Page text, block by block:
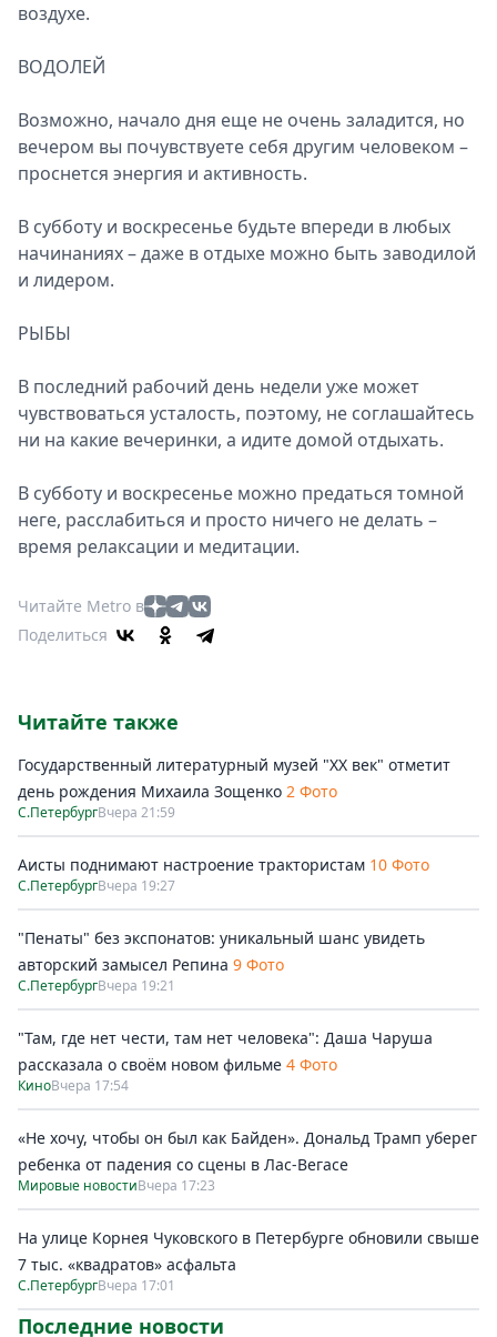
воздухе.
ВОДОЛЕЙ
Возможно, начало дня еще не очень заладится, но
вечером вы почувствуете себя другим человеком –
проснется энергия и активность.
В субботу и воскресенье будьте впереди в любых
начинаниях – даже в отдыхе можно быть заводилой
и лидером.
РЫБЫ
В последний рабочий день недели уже может
чувствоваться усталость, поэтому, не соглашайтесь
ни на какие вечеринки, а идите домой отдыхать.
В субботу и воскресенье можно предаться томной
неге, расслабиться и просто ничего не делать –
время релаксации и медитации.
Читайте Metro в
Поделиться
Читайте также
Государственный литературный музей "ХХ век" отметит
день рождения Михаила Зощенко 2 Фото
С.ПетербургВчера 21:59
Аисты поднимают настроение трактористам 10 Фото
С.ПетербургВчера 19:27
"Пенаты" без экспонатов: уникальный шанс увидеть
авторский замысел Репина 9 Фото
С.ПетербургВчера 19:21
"Там, где нет чести, там нет человека": Даша Чаруша
рассказала о своём новом фильме 4 Фото
КиноВчера 17:54
«Не хочу, чтобы он был как Байден». Дональд Трамп уберег
ребенка от падения со сцены в Лас-Вегасе
Мировые новостиВчера 17:23
На улице Корнея Чуковского в Петербурге обновили свыше
7 тыс. «квадратов» асфальта
С.ПетербургВчера 17:01
Последние новости